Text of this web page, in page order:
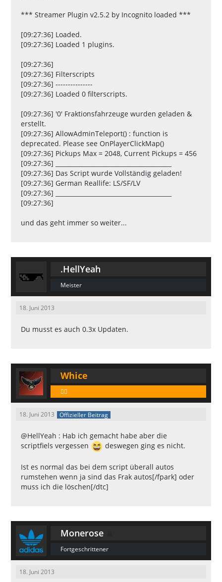
*** Streamer Plugin v2.5.2 by Incognito loaded ***
[09:27:36] Loaded.
[09:27:36] Loaded 1 plugins.
[09:27:36]
[09:27:36] Filterscripts
[09:27:36] ---------------
[09:27:36] Loaded 0 filterscripts.
[09:27:36] '0' Fraktionsfahrzeuge wurden geladen &
erstellt.
[09:27:36] AllowAdminTeleport() : function is
deprecated. Please see OnPlayerClickMap()
[09:27:36] Pickups Max = 2048, Current Pickups = 456
[09:27:36] _______________________________________
[09:27:36] Das Script wurde Vollständig geladen!
[09:27:36] German Reallife: LS/SF/LV
[09:27:36] _______________________________________
[09:27:36]
und das geht immer so weiter...
.HellYeah
Meister
18. Juni 2013
Du musst es auch 0.3x Updaten.
Whice
🕵️‍♂️
18. Juni 2013 Offizieller Beitrag
@HellYeah : Hab ich gemacht habe aber die
scriptfiels vergessen
deswegen ging es nicht.
Ist es normal das bei dem script überall autos
rumstehen wenn ja sind das Frak autos[/fpark] oder
muss ich die löschen[/dtc]
Monerose
Fortgeschrittener
18. Juni 2013